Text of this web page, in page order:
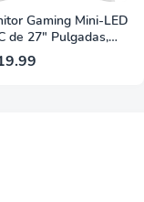
Gaming Mini-LED
de 27" Pulgadas,
2560×1440, 320Hz,
GtG, DisplayHDR,